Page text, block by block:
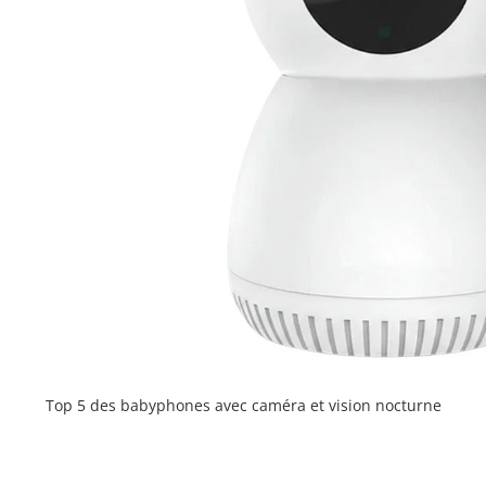
Top 5 des babyphones avec caméra et vision nocturne